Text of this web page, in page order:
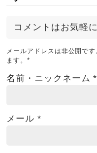
コメントはお気軽
メールアドレスは非公開で
ます。*
名前・ニックネーム*
メール*